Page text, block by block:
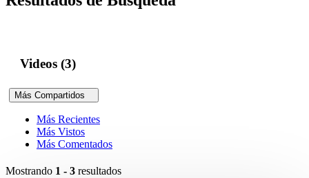
Videos (3)
Más Compartidos
Más Recientes
Más Vistos
Más Comentados
Mostrando 1 - 3 resultados